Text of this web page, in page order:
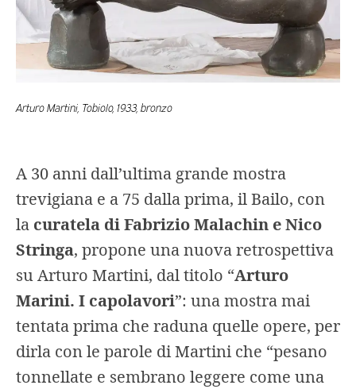
Arturo Martini, Tobiolo, 1933, bronzo
A 30 anni dall’ultima grande mostra
trevigiana e a 75 dalla prima, il Bailo, con
la curatela di Fabrizio Malachin e Nico
Stringa, propone una nuova retrospettiva
su Arturo Martini, dal titolo “Arturo
Marini. I capolavori”: una mostra mai
tentata prima che raduna quelle opere, per
dirla con le parole di Martini che “pesano
tonnellate e sembrano leggere come una